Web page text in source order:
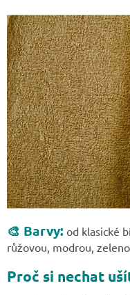
🎨 Barvy: od klasické
růžovou, modrou,
Proč si nechat